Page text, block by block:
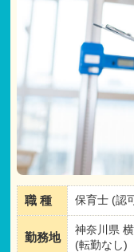
職 種 保育士 (認
勤務地
神奈川県
(転勤なし)